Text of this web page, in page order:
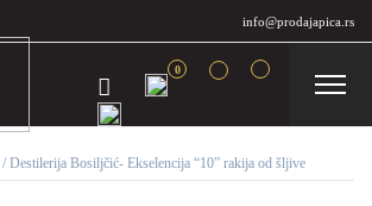
info@prodajapica.rs
0
/ Destilerija Bosiljčić- Ekselencija “10” rakija od šljive